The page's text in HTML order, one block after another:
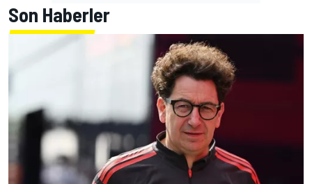
Son Haberler